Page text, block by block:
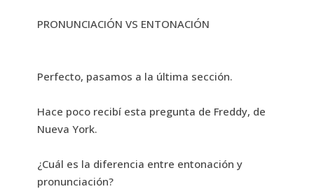
PRONUNCIACIÓN VS ENTONACIÓN
Perfecto, pasamos a la última sección.
Hace poco recibí esta pregunta de Freddy, de
Nueva York.
¿Cuál es la diferencia entre entonación y
pronunciación?